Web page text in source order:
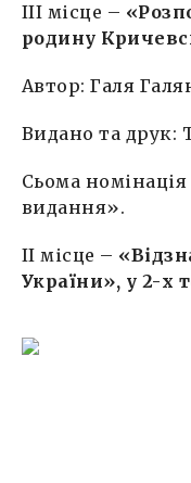
ІIІ місце –
родину
Автор: Галя
Видано та друк:
Сьома
видання».
IІ місце –
України», у 2-х